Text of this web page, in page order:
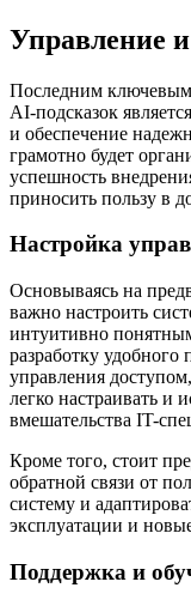
Управление
Последним ключевым
AI-подсказок
и обеспечение
грамотно будет
успешность
приносить пользу в
Настройка
Основываясь на
важно настроить
интуитивно
разработку удобного
управления
легко настраивать и
вмешательства IT-
Кроме того, стоит
обратной связи от
систему и
эксплуатации и
Поддержка и